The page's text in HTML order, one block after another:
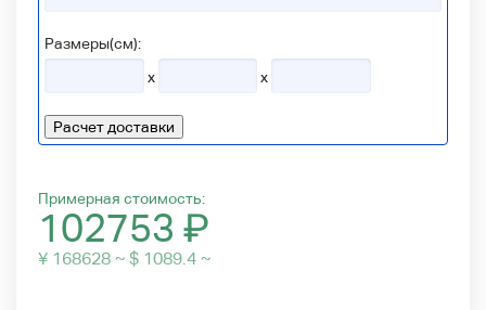
Размеры(см):
x
x
Расчет доставки
Примерная стоимость:
102753 ₽
¥ 168628 ~ $ 1089.4 ~